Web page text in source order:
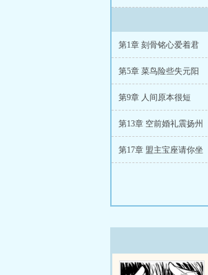
第1章 刻骨铭心爱着君
第5章 菜鸟险些失元阳
第9章 人间原本很短
第13章 空前婚礼震扬州
第17章 盟主宝座请你坐